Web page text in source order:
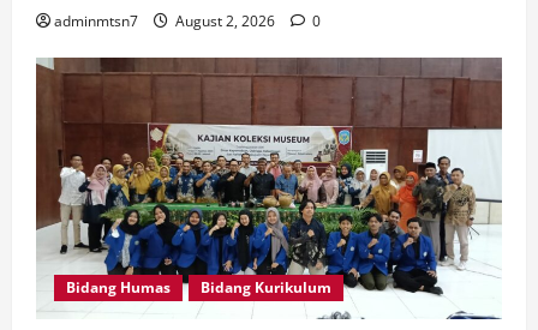
adminmtsn7 August 2, 2026 0
Bidang Humas Bidang Kurikulum